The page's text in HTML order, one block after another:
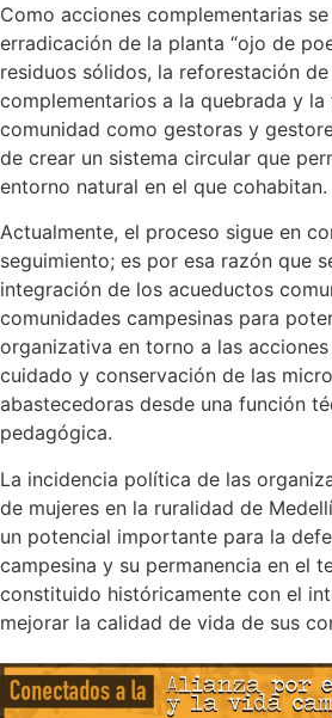
Como acciones complementarias
erradicación de la planta “ojo de
residuos sólidos, la reforestación
complementarios a la quebrada y
comunidad como gestoras y
de crear un sistema circular que
entorno natural en el que cohabitan.
Actualmente, el proceso sigue en
seguimiento; es por esa razón que
integración de los acueductos
comunidades campesinas para
organizativa en torno a las
cuidado y conservación de las
abastecedoras desde una función
pedagógica.
La incidencia política de las
de mujeres en la ruralidad de
un potencial importante para la
campesina y su permanencia en el
constituido históricamente con el
mejorar la calidad de vida de sus